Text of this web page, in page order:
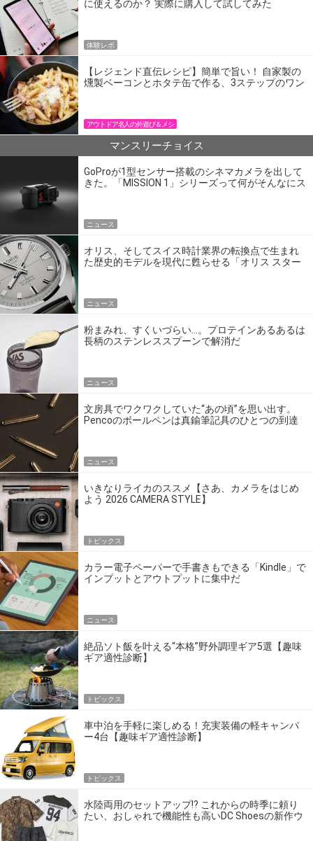
に使えるのか？ 実際に購入して試してみた
体験レポ
【レジェンド直伝レシピ】簡単で旨い！ 自家製の
燻製ベーコンとホタテ缶で作る、3ステップのワン
アウトドア名人の外遊び＆メシ
マンスリーチョイス
GoProが1型センサー搭載のシネマカメラを出して
きた。「MISSION 1」シリーズって何がそんなにス
ニュース
オリス、そしてスイス時計業界の転換点で生まれ
た歴史的モデルを現代に甦らせる「オリス スター
ニュース
粉まみれ、すくいづらい…。プロテインあるあるは
長柄のステンレススプーンで解消だ
ニュース
文房具でワクワクしていた“あの頃”を思い出す。
Pencoのボールペンは真鍮筆記具のひとつの到達
ニュース
いきなりライカのススメ【さあ、カメラをはじめ
よう 2026 CAMERA STYLE】
トピックス
カラー電子ペーパーで手書きもできる「Kindle」で
インプットとアウトプットに集中だ
ニュース
絶品ソト飯を叶える“本格”野外調理ギア5選【趣味
ギア適性診断】
トピックス
車中泊を手軽に楽しめる！充実装備の軽キャンパ
ー4台【趣味ギア適性診断】
トピックス
水陸両用のセットアップ!? これからの時季に頼り
たい、おしゃれで機能性も高いDC Shoesの新作ウ